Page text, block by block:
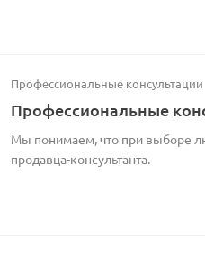
Профессиональные консультации
Профессиональные
Мы понимаем, что при выборе
продавца-консультанта.